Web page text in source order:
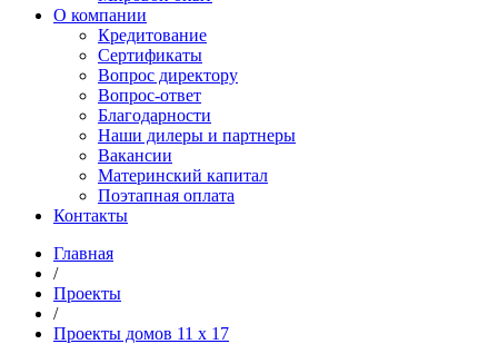
О компании
Кредитование
Сертификаты
Вопрос директору
Вопрос-ответ
Благодарности
Наши дилеры и партнеры
Вакансии
Материнский капитал
Поэтапная оплата
Контакты
Главная
/
Проекты
/
Проекты домов 11 x 17